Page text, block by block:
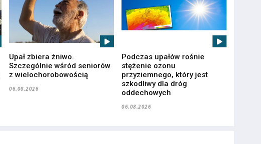
Upał zbiera żniwo.
Szczególnie wśród seniorów
z wielochorobowością
06.08.2026
Podczas upałów rośnie
stężenie ozonu
przyziemnego, który jest
szkodliwy dla dróg
oddechowych
06.08.2026